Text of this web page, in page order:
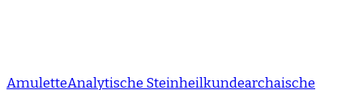
AmuletteAnalytische Steinheilkundearchaische